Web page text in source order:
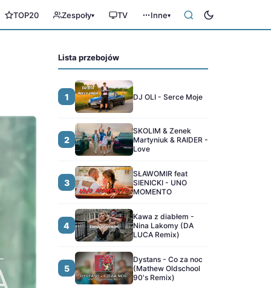
TOP20 Zespoły▾ TV Inne▾
Lista przebojów
1 DJ OLI - Serce Moje
2
SKOLIM & Zenek
Martyniuk & RAIDER -
Love
3
SŁAWOMIR feat
SIENICKI - UNO
MOMENTO
4
Kawa z diabłem -
Nina Lakomy (DA
LUCA Remix)
5
Dystans - Co za noc
(Mathew Oldschool
90's Remix)